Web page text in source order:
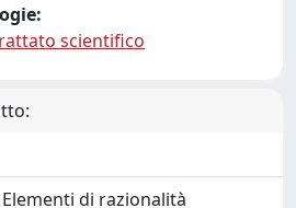
scientifico
di razionalità